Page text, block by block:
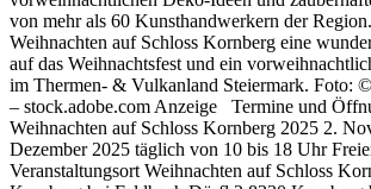
von mehr als 60 Kunsthandwerkern der
Weihnachten auf Schloss Kornberg eine
auf das Weihnachtsfest und ein
im Thermen- & Vulkanland Steiermark. Foto:
– stock.adobe.com Anzeige Termine und
Weihnachten auf Schloss Kornberg 2025 2.
Dezember 2025 täglich von 10 bis 18 Uhr
Veranstaltungsort Weihnachten auf Schloss